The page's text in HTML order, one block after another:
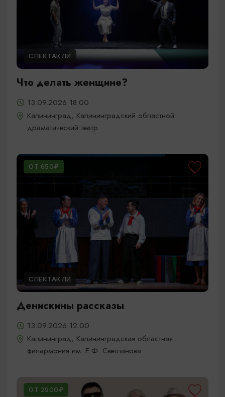
СПЕКТАКЛИ
Что делать женщине?
13.09.2026 18:00
Калининград, Калининградский областной
драматический театр
ОТ 650₽
СПЕКТАКЛИ
Денискины рассказы
13.09.2026 12:00
Калининград, Калининградская областная
филармония им. Е.Ф. Светланова
ОТ 2900₽